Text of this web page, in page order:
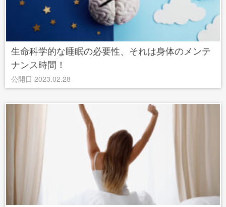
生命科学的な睡眠の必要性、それは身体のメンテ
ナンス時間！
公開日 2023.02.28